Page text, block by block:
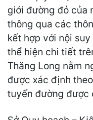
giới đường đỏ của
thông qua các
kết hợp với nội
thể hiện chi tiết
Thăng Long nằm
được xác định
tuyến đường được